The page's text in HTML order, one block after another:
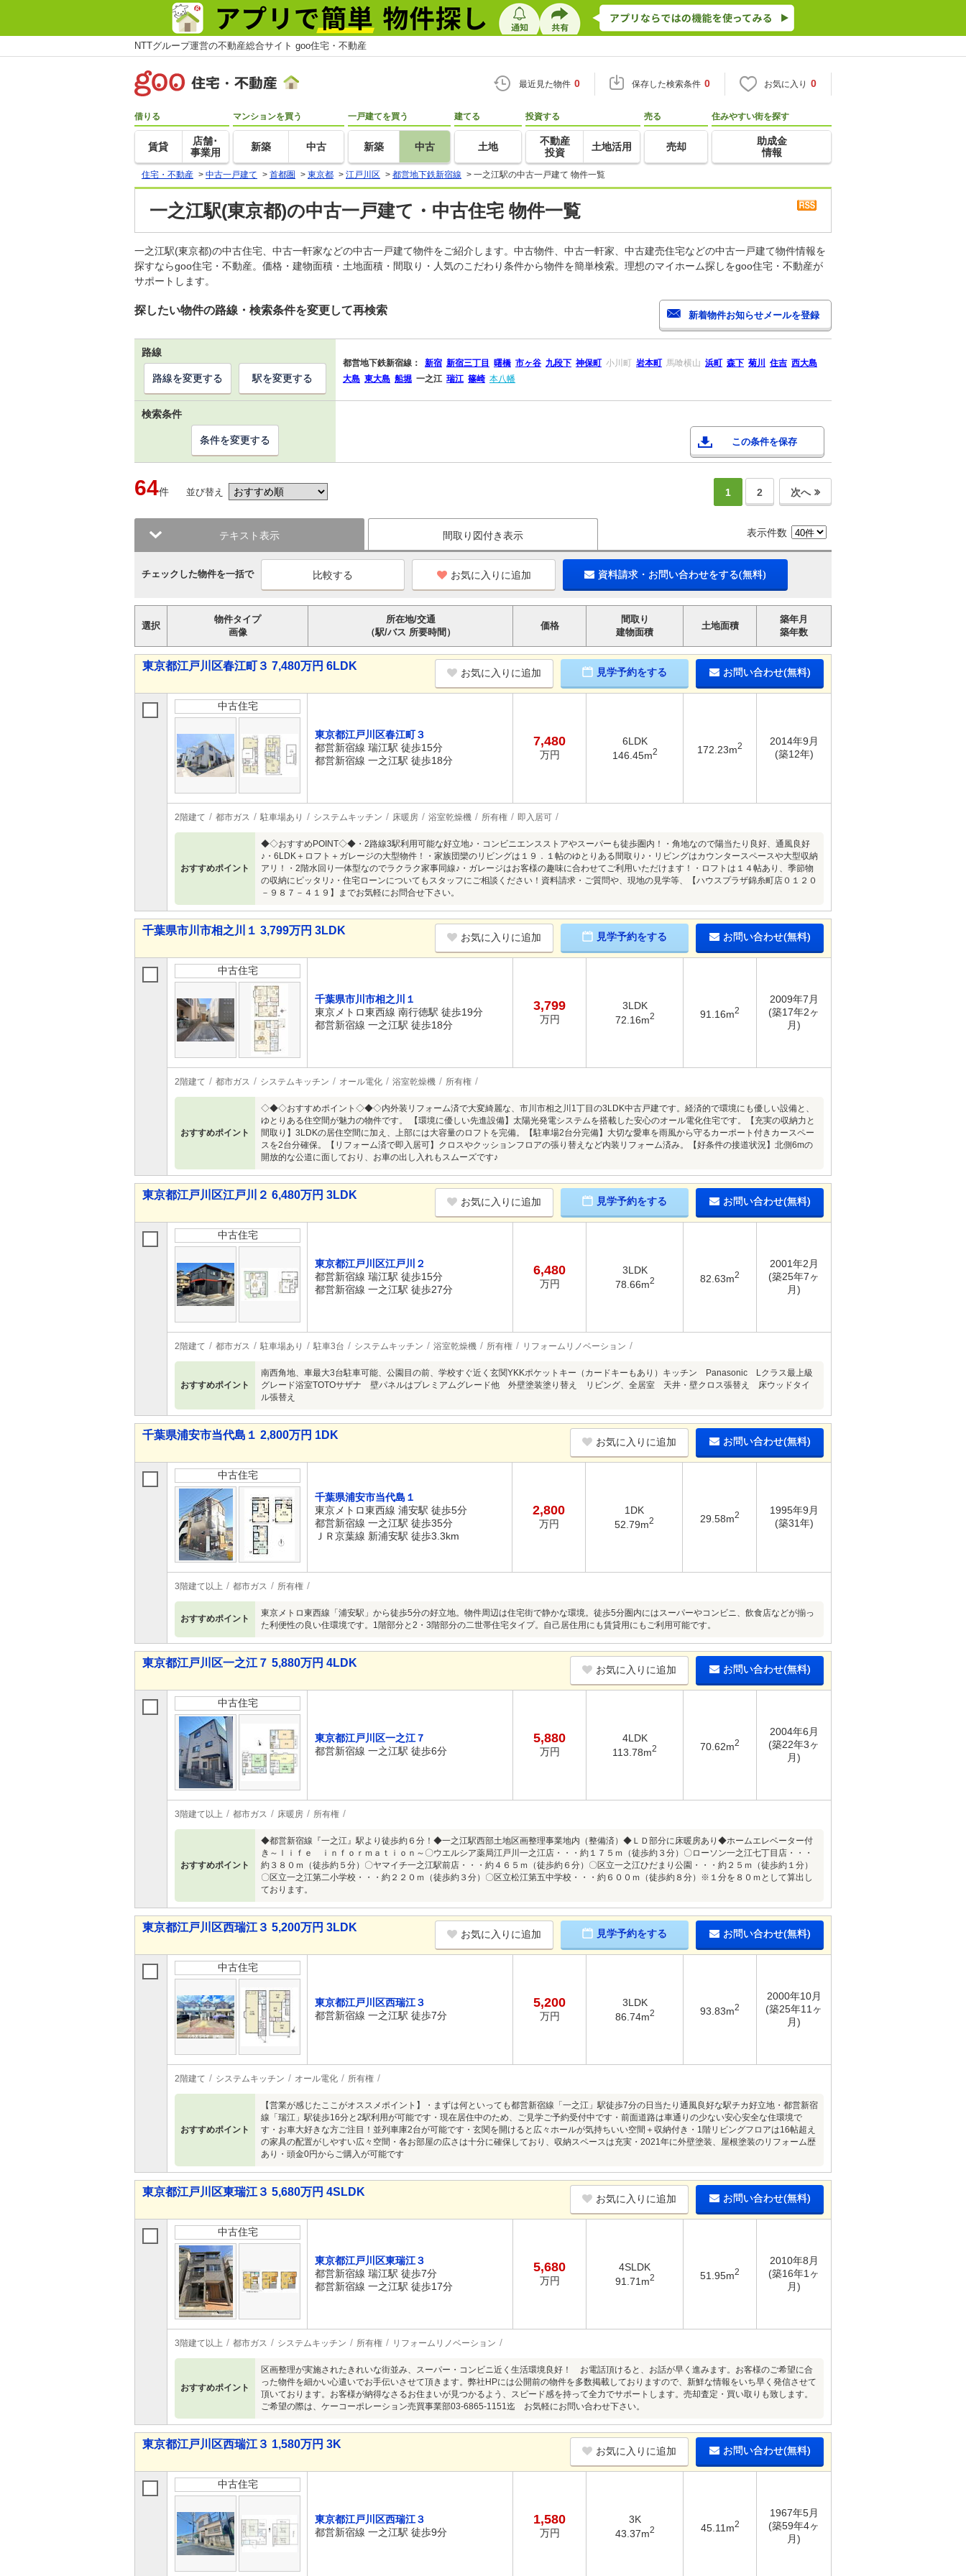
NTTグループ運営の不動産総合サイト goo住宅・不動産
最近見た物件 0 保存した検索条件 0 お気に入り 0
借りる
賃貸
店舗･
事業用
マンションを買う
新築 中古
一戸建てを買う
新築 中古
建てる
土地
投資する
不動産
投資
土地活用
売る
売却
住みやすい街を探す
助成金
情報
住宅・不動産 > 中古一戸建て > 首都圏 > 東京都 > 江戸川区 > 都営地下鉄新宿線 > 一之江駅の中古一戸建て 物件一覧
一之江駅(東京都)の中古一戸建て・中古住宅 物件一覧
一之江駅(東京都)の中古住宅、中古一軒家などの中古一戸建て物件をご紹介します。中古物件、中古一軒家、中古建売住宅などの中古一戸建て物件情報を
探すならgoo住宅・不動産。価格・建物面積・土地面積・間取り・人気のこだわり条件から物件を簡単検索。理想のマイホーム探しをgoo住宅・不動産が
サポートします。
探したい物件の路線・検索条件を変更して再検索
路線
都営地下鉄新宿線： 新宿 新宿三丁目 曙橋 市ヶ谷 九段下 神保町 小川町 岩本町 馬喰横山 浜町 森下 菊川 住吉 西大島
大島 東大島 船堀 一之江 瑞江 篠崎 本八幡
路線を変更する 駅を変更する
検索条件
この条件を保存
条件を変更する
64件 並び替え 1 2 次へ
テキスト表示 間取り図付き表示 表示件数
チェックした物件を一括で お気に入りに追加 資料請求・お問い合わせをする(無料)
選択
物件タイプ
画像
所在地/交通
（駅/バス 所要時間）
価格
間取り
建物面積
土地面積
築年月
築年数
東京都江戸川区春江町３ 7,480万円 6LDK
お気に入りに追加 見学予約をする お問い合わせ(無料)
中古住宅
東京都江戸川区春江町３
都営新宿線 瑞江駅 徒歩15分
都営新宿線 一之江駅 徒歩18分
7,480
万円
6LDK
146.45m2 172.23m2
2014年9月
(築12年)
2階建て 都市ガス 駐車場あり システムキッチン 床暖房 浴室乾燥機 所有権 即入居可
おすすめポイント
◆◇おすすめPOINT◇◆・2路線3駅利用可能な好立地♪・コンビニエンスストアやスーパーも徒歩圏内！・角地なので陽当たり良好、通風良好
♪・6LDK＋ロフト＋ガレージの大型物件！・家族団欒のリビングは１９．１帖のゆとりある間取り♪・リビングはカウンタースペースや大型収納
アリ！・2階水回り一体型なのでラクラク家事同線♪・ガレージはお客様の趣味に合わせてご利用いただけます！・ロフトは１４帖あり、季節物
の収納にピッタリ♪・住宅ローンについてもスタッフにご相談ください！資料請求・ご質問や、現地の見学等、【ハウスプラザ錦糸町店０１２０
－９８７－４１９】までお気軽にお問合せ下さい。
千葉県市川市相之川１ 3,799万円 3LDK
お気に入りに追加 見学予約をする お問い合わせ(無料)
中古住宅
千葉県市川市相之川１
東京メトロ東西線 南行徳駅 徒歩19分
都営新宿線 一之江駅 徒歩18分
3,799
万円
3LDK
72.16m2 91.16m2
2009年7月
(築17年2ヶ
月)
2階建て 都市ガス システムキッチン オール電化 浴室乾燥機 所有権
おすすめポイント
◇◆◇おすすめポイント◇◆◇内外装リフォーム済で大変綺麗な、市川市相之川1丁目の3LDK中古戸建です。経済的で環境にも優しい設備と、
ゆとりある住空間が魅力の物件です。 【環境に優しい先進設備】太陽光発電システムを搭載した安心のオール電化住宅です。【充実の収納力と
間取り】3LDKの居住空間に加え、上部には大容量のロフトを完備。【駐車場2台分完備】大切な愛車を雨風から守るカーポート付きカースペー
スを2台分確保。【リフォーム済で即入居可】クロスやクッションフロアの張り替えなど内装リフォーム済み。【好条件の接道状況】北側6mの
開放的な公道に面しており、お車の出し入れもスムーズです♪
東京都江戸川区江戸川２ 6,480万円 3LDK
お気に入りに追加 見学予約をする お問い合わせ(無料)
中古住宅
東京都江戸川区江戸川２
都営新宿線 瑞江駅 徒歩15分
都営新宿線 一之江駅 徒歩27分
6,480
万円
3LDK
78.66m2 82.63m2
2001年2月
(築25年7ヶ
月)
2階建て 都市ガス 駐車場あり 駐車3台 システムキッチン 浴室乾燥機 所有権 リフォームリノベーション
おすすめポイント
南西角地、車最大3台駐車可能、公園目の前、学校すぐ近く玄関YKKポケットキー（カードキーもあり）キッチン Panasonic Lクラス最上級
グレード浴室TOTOサザナ 壁パネルはプレミアムグレード他 外壁塗装塗り替え リビング、全居室 天井・壁クロス張替え 床ウッドタイ
ル張替え
千葉県浦安市当代島１ 2,800万円 1DK
お気に入りに追加 お問い合わせ(無料)
中古住宅
千葉県浦安市当代島１
東京メトロ東西線 浦安駅 徒歩5分
都営新宿線 一之江駅 徒歩35分
ＪＲ京葉線 新浦安駅 徒歩3.3km
2,800
万円
1DK
52.79m2 29.58m2
1995年9月
(築31年)
3階建て以上 都市ガス 所有権
おすすめポイント
東京メトロ東西線「浦安駅」から徒歩5分の好立地。物件周辺は住宅街で静かな環境。徒歩5分圏内にはスーパーやコンビニ、飲食店などが揃っ
た利便性の良い住環境です。1階部分と2・3階部分の二世帯住宅タイプ。自己居住用にも賃貸用にもご利用可能です。
東京都江戸川区一之江７ 5,880万円 4LDK
お気に入りに追加 お問い合わせ(無料)
中古住宅
東京都江戸川区一之江７
都営新宿線 一之江駅 徒歩6分
5,880
万円
4LDK
113.78m2 70.62m2
2004年6月
(築22年3ヶ
月)
3階建て以上 都市ガス 床暖房 所有権
おすすめポイント
◆都営新宿線『一之江』駅より徒歩約６分！◆一之江駅西部土地区画整理事業地内（整備済）◆ＬＤ部分に床暖房あり◆ホームエレベーター付
き～ｌｉｆｅ ｉｎｆｏｒｍａｔｉｏｎ～〇ウエルシア薬局江戸川一之江店・・・約１７５ｍ（徒歩約３分）〇ローソン一之江七丁目店・・・
約３８０ｍ（徒歩約５分）〇ヤマイチ一之江駅前店・・・約４６５ｍ（徒歩約６分）〇区立一之江ひだまり公園・・・約２５ｍ（徒歩約１分）
〇区立一之江第二小学校・・・約２２０ｍ（徒歩約３分）〇区立松江第五中学校・・・約６００ｍ（徒歩約８分）※１分を８０ｍとして算出し
ております。
東京都江戸川区西瑞江３ 5,200万円 3LDK
お気に入りに追加 見学予約をする お問い合わせ(無料)
中古住宅
東京都江戸川区西瑞江３
都営新宿線 一之江駅 徒歩7分
5,200
万円
3LDK
86.74m2 93.83m2
2000年10月
(築25年11ヶ
月)
2階建て システムキッチン オール電化 所有権
おすすめポイント
【営業が感じたここがオススメポイント】・まずは何といっても都営新宿線「一之江」駅徒歩7分の日当たり通風良好な駅チカ好立地・都営新宿
線「瑞江」駅徒歩16分と2駅利用が可能です・現在居住中のため、ご見学ご予約受付中です・前面道路は車通りの少ない安心安全な住環境で
す・お車大好きな方ご注目！並列車庫2台が可能です・玄関を開けると広々ホールが気持ちいい空間＋収納付き・1階リビングフロアは16帖超え
の家具の配置がしやすい広々空間・各お部屋の広さは十分に確保しており、収納スペースは充実・2021年に外壁塗装、屋根塗装のリフォーム歴
あり・頭金0円からご購入が可能です
東京都江戸川区東瑞江３ 5,680万円 4SLDK
お気に入りに追加 お問い合わせ(無料)
中古住宅
東京都江戸川区東瑞江３
都営新宿線 瑞江駅 徒歩7分
都営新宿線 一之江駅 徒歩17分
5,680
万円
4SLDK
91.71m2 51.95m2
2010年8月
(築16年1ヶ
月)
3階建て以上 都市ガス システムキッチン 所有権 リフォームリノベーション
おすすめポイント
区画整理が実施されたきれいな街並み、スーパー・コンビニ近く生活環境良好！ お電話頂けると、お話が早く進みます。お客様のご希望に合
った物件を細かい心遣いでお手伝いさせて頂きます。弊社HPには公開前の物件を多数掲載しておりますので、新鮮な情報をいち早く発信させて
頂いております。お客様が納得なさるお住まいが見つかるよう、スピード感を持って全力でサポートします。売却査定・買い取りも致します。
ご希望の際は、ケーコーポレーション売買事業部03-6865-1151迄 お気軽にお問い合わせ下さい。
東京都江戸川区西瑞江３ 1,580万円 3K
お気に入りに追加 お問い合わせ(無料)
中古住宅
東京都江戸川区西瑞江３
都営新宿線 一之江駅 徒歩9分
1,580
万円
3K
43.37m2 45.11m2
1967年5月
(築59年4ヶ
月)